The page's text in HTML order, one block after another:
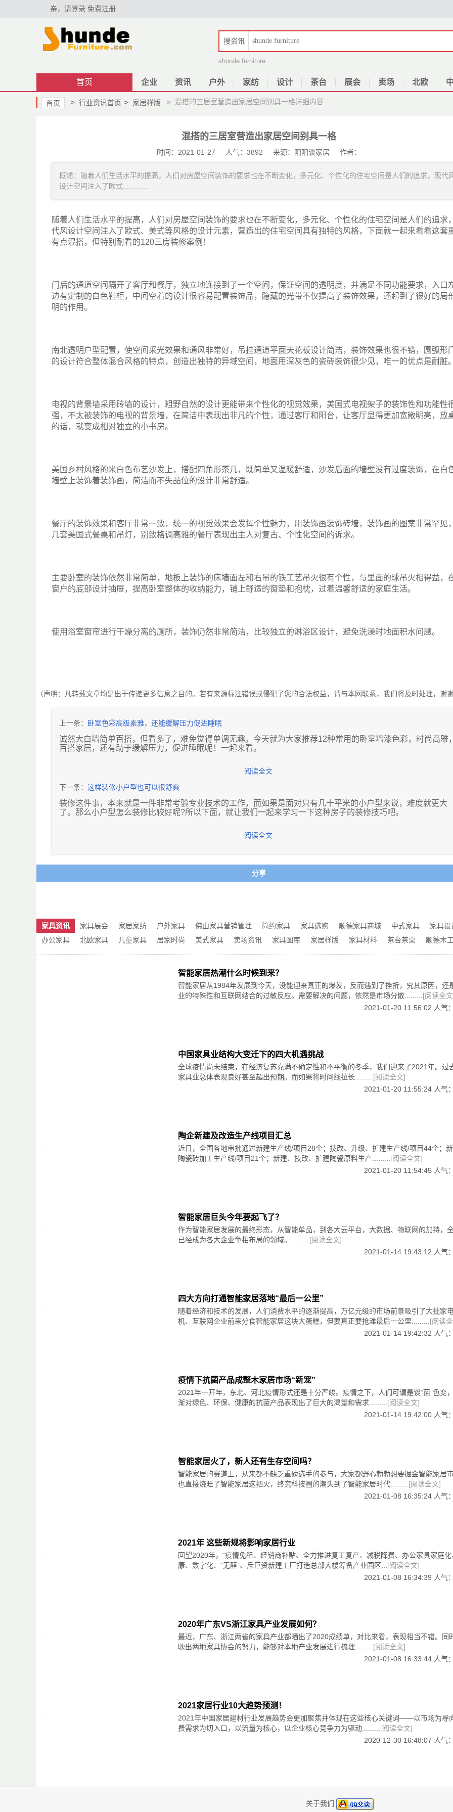
亲，请登录 免费注册
搜资讯
shunde furniture
首页 企业 资讯 户外 家纺 设计 茶台 展会 卖场 北欧
首页 > 行业资讯首页 > 家居样版 > 混搭的三居室营造出家居空间别具一格详细内容
混搭的三居室营造出家居空间别具一格
时间：2021-01-27 人气：3892 来源：阳阳谈家居 作者：
概述：随着人们生活水平的提高，人们对房屋空间装饰的要求也在不断变化，多元化、个性化的住宅空间是人们的追求，现代
设计空间注入了欧式............
随着人们生活水平的提高，人们对房屋空间装饰的要求也在不断变化，多元化、个性化的住宅空间是人们的追求
代风设计空间注入了欧式、美式等风格的设计元素，营造出的住宅空间具有独特的风格，下面就一起来看看这套
有点混搭，但特别耐看的120三房装修案例！
门后的通道空间隔开了客厅和餐厅，独立地连接到了一个空间，保证空间的透明度，并满足不同功能要求，入口
边有定制的白色鞋柜，中间空着的设计很容易配置装饰品，隐藏的光带不仅提高了装饰效果，还起到了很好的局
明的作用。
南北透明户型配置，使空间采光效果和通风非常好，吊挂通道平面天花板设计简洁，装饰效果也很不错，圆弧形
的设计符合整体混合风格的特点，创造出独特的异域空间，地面用深灰色的瓷砖装饰很少见，唯一的优点是耐脏。
电视的背景墙采用砖墙的设计，粗野自然的设计更能带来个性化的视觉效果，美国式电视架子的装饰性和功能性
强，不太被装饰的电视的背景墙，在简洁中表现出非凡的个性，通过客厅和阳台，让客厅显得更加宽敞明亮，放
的话，就变成相对独立的小书房。
美国乡村风格的米白色布艺沙发上，搭配四角形茶几，既简单又温暖舒适，沙发后面的墙壁没有过度装饰，在白
墙壁上装饰着装饰画，简洁而不失品位的设计非常舒适。
餐厅的装饰效果和客厅非常一致，统一的视觉效果会发挥个性魅力，用装饰画装饰砖墙，装饰画的图案非常罕见
几套美国式餐桌和吊灯，别致格调高雅的餐厅表现出主人对复古、个性化空间的诉求。
主要卧室的装饰依然非常简单，地板上装饰的床墙面左和右吊的铁工艺吊火很有个性，与里面的球吊火相得益，
窗户的底部设计抽屉，提高卧室整体的收纳能力，铺上舒适的窗垫和抱枕，过着温馨舒适的家庭生活。
使用浴室窗帘进行干燥分离的厕所，装饰仍然非常简洁，比较独立的淋浴区设计，避免洗澡时地面积水问题。
（声明：凡转载文章均是出于传递更多信息之目的。若有来源标注错误或侵犯了您的合法权益，请与本网联系，我们将及时处理，谢谢
上一条： 卧室色彩高级素雅，还能缓解压力促进睡眠
诚然大白墙简单百搭，但看多了，难免觉得单调无趣。今天就为大家推荐12种常用的卧室墙漆色彩，时尚高雅，
百搭家居，还有助于缓解压力，促进睡眠呢！一起来看。
一，灰色系
1，浅灰色
室墙面刷成烟灰色，再搭配一张胡桃木的床，和谐而优雅，高级感扑面而来。
二，绿色系
绿瓷色，不鲜艳，但也不暗沉，给人感觉非常自然，搭配白色床品和家具，很是干净利落。
水浅葱色非绿色，而是一种青色，纯度偏低，趋向于灰色，给人一种初秋傍晚江面烟雾氤氲的感觉，有点冷意又
有点梦幻。将卧室墙面刷成水浅葱色，有助于缓解情绪，愉悦心情，若能搭配白色床品和装饰画，则能表现出惬
见，常用来营造淡雅舒适的视觉感。
翠绿色是一种较为明亮的绿色，是阳光下草木的色彩，极为清新自然，用在卧室里，有助于缓解视觉疲劳，舒缓
松石绿，比翠绿色略浅，略偏蓝，色调也较纯，很是端庄大气，与黑白色床品相得益彰，能营造出一种复古风
浅粉色是一种很常见的色彩，其纯度非常低，有着梦幻的少女感。由于与低明度的色彩搭配差异性小，容易引起
浅山茶色的纯度也非常低，看起来与浅粉色差不多，都是一样的少女、梦幻、浪漫，适合搭配深色家居，能跳出
粉嫩柔软的感觉，使整个空间更显雅致安然，有助于促进睡眠。
现活泼欢快的效果，很好地解决了粉色容易肤浅庸俗的问题。
阅读全文
下一条： 这样装修小户型也可以很舒爽
装修这件事，本来就是一件非常考验专业技术的工作，而如果是面对只有几十平米的小户型来说，难度就更大
了。那么小户型怎么装修比较好呢?所以下面，就让我们一起来学习一下这种房子的装修技巧吧。
相信大部分老百姓之所以选择购买这种房子，大多都是因为经济能力有限的原因，因此无论小户型怎么装修，
应该以尽可能地满足业主的使用需求为首要设计标准。这就需要在最初设计规划时，布局好每一个场所对应的功
能，比如借助屏风等隔断物品，或者不妨参照欧美家居的样子，将厨房打造成开放式、和客厅采用同样的室内
2、家居饰品应该避“繁重”、偏“精简”
题的时候，他们往往会提醒大家，家居饰品应该遵循精简、有序原则。
除了以上几点之外，正确、合适的颜色搭配，也是小户型怎么装修的不可忽略的技巧之一。通常来说，相对于深
色容易带给人的收缩、压迫感觉，浅色往往因为它们呈现出的鲜亮、明朗视觉效果，而可以帮助起到放大视野、
愉悦心情的作用。所以，建议大家在装修的时候，尽量采用素净淡雅的颜色来进行提亮居住空间哦。
在实际的装修过程中，小户型房子所涉及的细节是非常多的，今天小编整理的，只是其中一些比较基础的内容。
所以，希望大家在参考本文关于小户型怎么装修的小技巧的同时，更要多学多看专业知识哦。
阅读全文
分享
家具资讯 家具展会 家居家纺 户外家具 佛山家具营销管理 简约家具 家具选购 顺德家具商城 中式家具
家具设
办公家具
北欧家具 儿童家具 居家时尚 美式家具 卖场资讯 家具图库 家居样版 家具材料 茶台茶桌 顺德木
智能家居热潮什么时候到来？
智能家居从1984年发展到今天，没能迎来真正的爆发，反而遇到了挫折，究其原因，还
业的特殊性和互联网结合的过敏反应。需要解决的问题，依然是市场分散......... [阅读全
2021-01-20 11:56:02 人气
中国家具业结构大变迁下的四大机遇挑战
全球疫情尚未结束，在经济复苏充满不确定性和不平衡的冬季，我们迎来了2021年。过
家具业总体表现良好甚至超出预期。而如果将时间线拉长......... [阅读全文]
2021-01-20 11:55:24 人气
陶企新建及改造生产线项目汇总
近日，全国各地审批通过新建生产线/项目28个；技改、升级、扩建生产线/项目44个；
陶瓷砖加工生产线/项目21个；新建、技改、扩建陶瓷原料生产......... [阅读全文]
2021-01-20 11:54:45 人气
智能家居巨头今年要起飞了？
作为智能家居发展的最终形态，从智能单品，到各大云平台，大数据、物联网的加持，
已经成为各大企业争相布局的领域。......... [阅读全文]
2021-01-14 19:43:12 人气
四大方向打通智能家居落地“最后一公里”
随着经济和技术的发展，人们消费水平的逐渐提高，万亿元级的市场前景吸引了大批家
机、互联网企业前来分食智能家居这块大蛋糕，但要真正要抢滩最后一公里......... [阅读
2021-01-14 19:42:32 人气
疫情下抗菌产品成整木家居市场“新宠”
2021年一开年，东北、河北疫情形式还是十分严峻。疫情之下，人们可谓是谈“菌”色变
渐对绿色、环保、健康的抗菌产品表现出了巨大的渴望和需求......... [阅读全文]
2021-01-14 19:42:00 人气
智能家居火了，新人还有生存空间吗？
智能家居的赛道上，从来都不缺乏重磅选手的参与，大家都野心勃勃想要掘金智能家居
也直接烧旺了智能家居这把火，终究科技圈的潮头到了智能家居时代......... [阅读全文]
2021-01-08 16:35:24 人气
2021年 这些新规将影响家居行业
回望2020年，“疫情免租、经销商补贴、全力推进复工复产、减税降费、办公家具家庭
康、数字化、“无醛”、斥巨资新建工厂打造总部大楼筹备产业园区... [阅读全文]
2021-01-08 16:34:39 人气
2020年广东VS浙江家具产业发展如何？
最近，广东、浙江两省的家具产业都晒出了2020成绩单，对比来看，表现相当不错。同
映出两地家具协会的努力，能够对本地产业发展进行梳理......... [阅读全文]
2021-01-08 16:33:44 人气
2021家居行业10大趋势预测！
2021年中国家居建材行业发展趋势会更加聚焦并体现在这些核心关键词——以市场为导
费需求为切入口，以流量为核心，以企业核心竞争力为驱动......... [阅读全文]
2020-12-30 16:48:07 人气
关于我们